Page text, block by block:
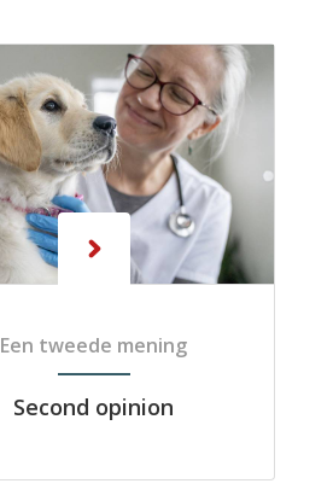
Een tweede mening
Second opinion